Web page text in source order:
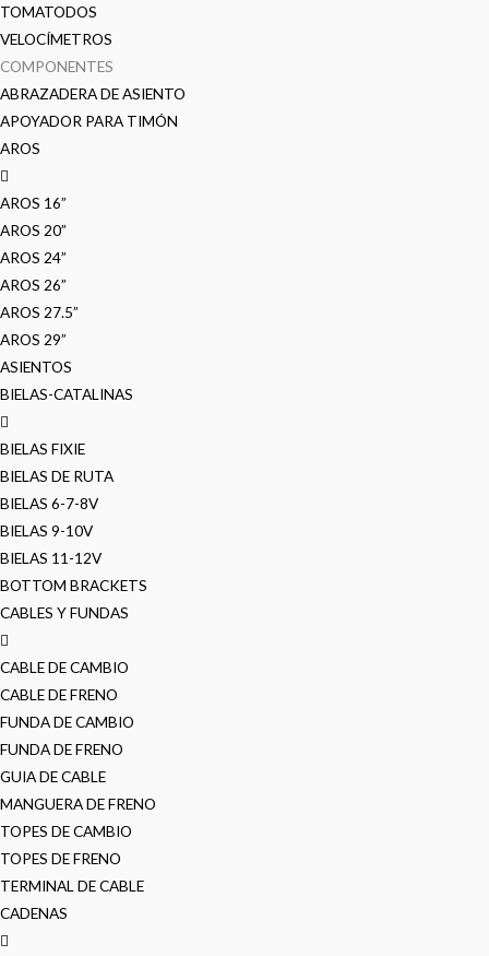
TOMATODOS
VELOCÍMETROS
COMPONENTES
ABRAZADERA DE ASIENTO
APOYADOR PARA TIMÓN
AROS
AROS 16”
AROS 20”
AROS 24”
AROS 26”
AROS 27.5”
AROS 29”
ASIENTOS
BIELAS-CATALINAS
BIELAS FIXIE
BIELAS DE RUTA
BIELAS 6-7-8V
BIELAS 9-10V
BIELAS 11-12V
BOTTOM BRACKETS
CABLES Y FUNDAS
CABLE DE CAMBIO
CABLE DE FRENO
FUNDA DE CAMBIO
FUNDA DE FRENO
GUIA DE CABLE
MANGUERA DE FRENO
TOPES DE CAMBIO
TOPES DE FRENO
TERMINAL DE CABLE
CADENAS